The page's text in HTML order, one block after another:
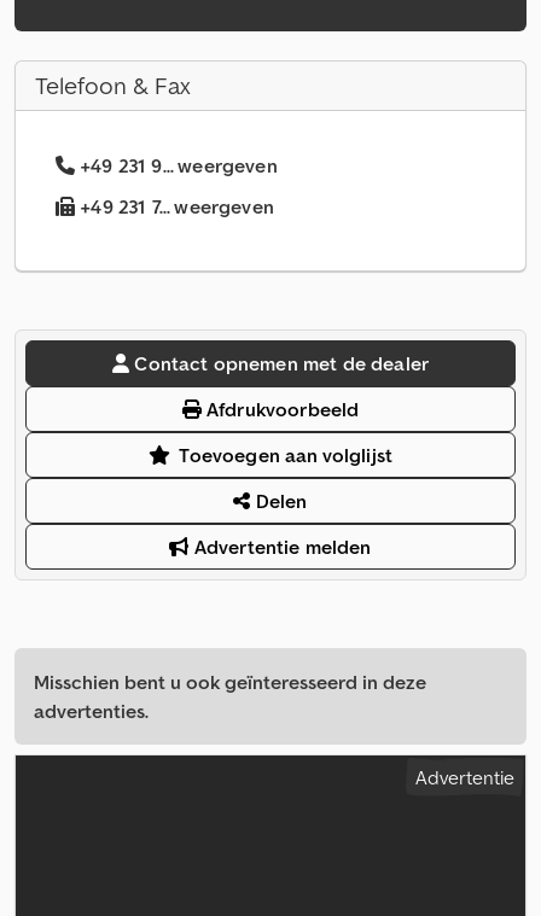
Telefoon & Fax
+49 231 9... weergeven
+49 231 7... weergeven
Contact opnemen met de dealer
Afdrukvoorbeeld
Toevoegen aan volglijst
Delen
Advertentie melden
Misschien bent u ook geïnteresseerd in deze
advertenties.
Advertentie